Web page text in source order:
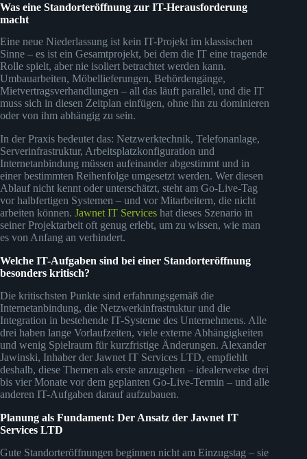
Was eine Standorteröffnung zur IT-Herausforderung
macht
Eine neue Niederlassung ist kein IT-Projekt im klassischen
Sinne – es ist ein Gesamtprojekt, bei dem die IT eine tragende
Rolle spielt, aber nie isoliert betrachtet werden kann.
Umbauarbeiten, Möbellieferungen, Behördengänge,
Mietvertragsverhandlungen – all das läuft parallel, und die IT
muss sich in diesen Zeitplan einfügen, ohne ihn zu dominieren
oder von ihm abhängig zu sein.
In der Praxis bedeutet das: Netzwerktechnik, Telefonanlage,
Serverinfrastruktur, Arbeitsplatzkonfiguration und
Internetanbindung müssen aufeinander abgestimmt und in
einer bestimmten Reihenfolge umgesetzt werden. Wer diesen
Ablauf nicht kennt oder unterschätzt, steht am Go-Live-Tag
vor halbfertigen Systemen – und vor Mitarbeitern, die nicht
arbeiten können. Jawnet IT Services hat dieses Szenario in
seiner Projektarbeit oft genug erlebt, um zu wissen, wie man
es von Anfang an verhindert.
Welche IT-Aufgaben sind bei einer Standorteröffnung
besonders kritisch?
Die kritischsten Punkte sind erfahrungsgemäß die
Internetanbindung, die Netzwerkinfrastruktur und die
Integration in bestehende IT-Systeme des Unternehmens. Alle
drei haben lange Vorlaufzeiten, viele externe Abhängigkeiten
und wenig Spielraum für kurzfristige Änderungen. Alexander
Jawinski, Inhaber der Jawnet IT Services LTD, empfiehlt
deshalb, diese Themen als erste anzugehen – idealerweise drei
bis vier Monate vor dem geplanten Go-Live-Termin – und alle
anderen IT-Aufgaben darauf aufzubauen.
Planung als Fundament: Der Ansatz der Jawnet IT
Services LTD
Gute Standorteröffnungen beginnen nicht am Einzugstag – sie